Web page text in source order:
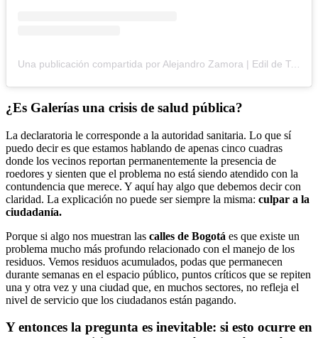
Una publicación compartida por Alejandro Zamora | Edil de Teusaquillo (@alejandrozamora77)
¿Es Galerías una crisis de salud pública?
La declaratoria le corresponde a la autoridad sanitaria. Lo que sí
puedo decir es que estamos hablando de apenas cinco cuadras
donde los vecinos reportan permanentemente la presencia de
roedores y sienten que el problema no está siendo atendido con la
contundencia que merece. Y aquí hay algo que debemos decir con
claridad. La explicación no puede ser siempre la misma: culpar a la
ciudadanía.
Porque si algo nos muestran las calles de Bogotá es que existe un
problema mucho más profundo relacionado con el manejo de los
residuos. Vemos residuos acumulados, podas que permanecen
durante semanas en el espacio público, puntos críticos que se repiten
una y otra vez y una ciudad que, en muchos sectores, no refleja el
nivel de servicio que los ciudadanos están pagando.
Y entonces la pregunta es inevitable: si esto ocurre en